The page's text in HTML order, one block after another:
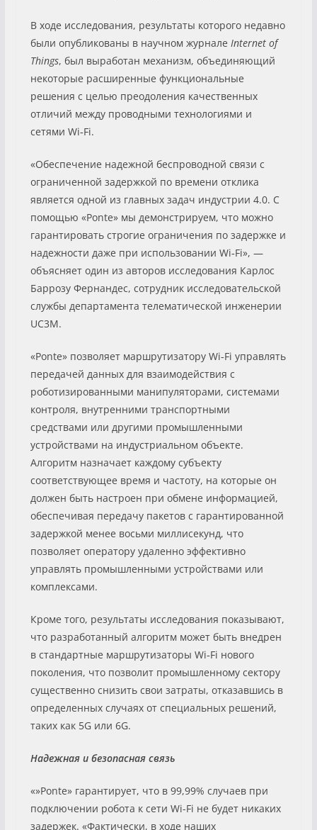
В ходе исследования, результаты которого недавно
были опубликованы в научном журнале Internet of
Things, был выработан механизм, объединяющий
некоторые расширенные функциональные
решения с целью преодоления качественных
отличий между проводными технологиями и
сетями Wi‑Fi.
«Обеспечение надежной беспроводной связи с
ограниченной задержкой по времени отклика
является одной из главных задач индустрии 4.0. С
помощью «Ponte» мы демонстрируем, что можно
гарантировать строгие ограничения по задержке и
надежности даже при использовании Wi‑Fi», —
объясняет один из авторов исследования Карлос
Баррозу Фернандес, сотрудник исследовательской
службы департамента телематической инженерии
UC3M.
«Ponte» позволяет маршрутизатору Wi‑Fi управлять
передачей данных для взаимодействия с
роботизированными манипуляторами, системами
контроля, внутренними транспортными
средствами или другими промышленными
устройствами на индустриальном объекте.
Алгоритм назначает каждому субъекту
соответствующее время и частоту, на которые он
должен быть настроен при обмене информацией,
обеспечивая передачу пакетов с гарантированной
задержкой менее восьми миллисекунд, что
позволяет оператору удаленно эффективно
управлять промышленными устройствами или
комплексами.
Кроме того, результаты исследования показывают,
что разработанный алгоритм может быть внедрен
в стандартные маршрутизаторы Wi‑Fi нового
поколения, что позволит промышленному сектору
существенно снизить свои затраты, отказавшись в
определенных случаях от специальных решений,
таких как 5G или 6G.
Надежная и безопасная связь
«»Ponte» гарантирует, что в 99,99% случаев при
подключении робота к сети Wi-Fi не будет никаких
задержек. «Фактически, в ходе наших